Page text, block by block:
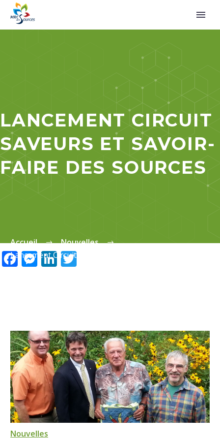
LANCEMENT CIRCUIT
SAVEURS ET SAVOIR-
FAIRE DES SOURCES
Facebook
Messenger
LinkedIn
Accueil
Nouvelles
Lancement Circuit Saveurs et savoir-faire des Sources
Nouvelles